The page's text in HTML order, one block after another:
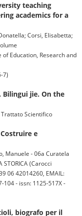
teaching
academics for a
Corsi, Elisabetta;
Education, Research and
7)
Bilingui jie. On the
Scientifico
e
Manuele - 06a Curatela
STORICA (Carocci
06 42014260, EMAIL:
104 - issn: 1125-517X -
biografo per il